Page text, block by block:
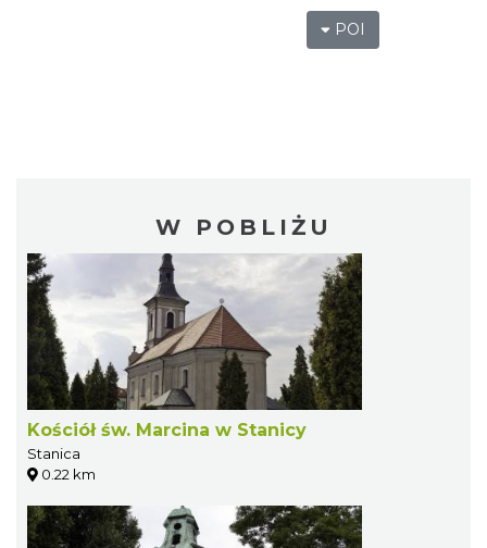
POI
W POBLIŻU
Kościół św. Marcina w Stanicy
Stanica
0.22 km